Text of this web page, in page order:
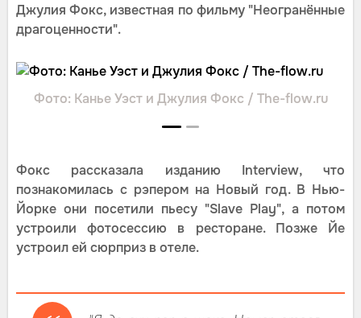
Джулия Фокс, известная по фильму "Неогранённые
драгоценности".
Фото: Канье Уэст и Джулия Фокс / The-flow.ru
Фокс рассказала изданию Interview, что
познакомилась с рэпером на Новый год. В Нью-
Йорке они посетили пьесу "Slave Play", а потом
устроили фотосессию в ресторане. Позже Йе
устроил ей сюрприз в отеле.